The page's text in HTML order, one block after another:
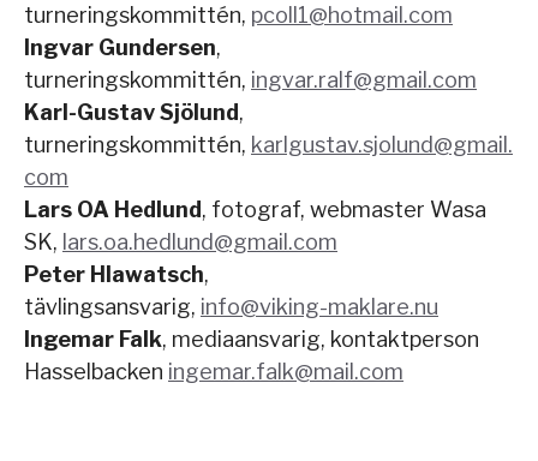
turneringskommittén, pcoll1@hotmail.com
Ingvar Gundersen,
turneringskommittén, ingvar.ralf@gmail.com
Karl-Gustav Sjölund,
turneringskommittén, karlgustav.sjolund@gmail.
com
Lars OA Hedlund, fotograf, webmaster Wasa
SK, lars.oa.hedlund@gmail.com
Peter Hlawatsch,
tävlingsansvarig, info@viking-maklare.nu
Ingemar Falk, mediaansvarig, kontaktperson
Hasselbacken ingemar.falk@mail.com